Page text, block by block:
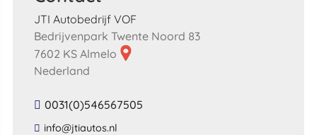
JTI Autobedrijf VOF
Bedrijvenpark Twente Noord 83
7602 KS Almelo
Nederland
0031(0)546567505
​info​@​jtiautos​.​nl​